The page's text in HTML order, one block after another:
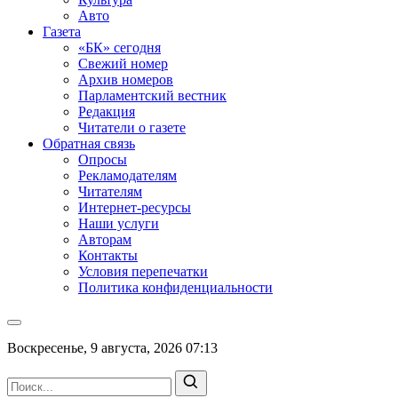
Авто
Газета
«БК» сегодня
Свежий номер
Архив номеров
Парламентский вестник
Редакция
Читатели о газете
Обратная связь
Опросы
Рекламодателям
Читателям
Интернет-ресурсы
Наши услуги
Авторам
Контакты
Условия перепечатки
Политика конфиденциальности
Воскресенье, 9 августа, 2026 07:13